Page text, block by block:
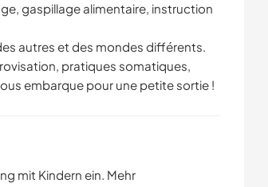
gaspillage alimentaire, instruction
autres et des mondes différents.
pratiques somatiques,
embarque pour une petite sortie !
mit Kindern ein. Mehr